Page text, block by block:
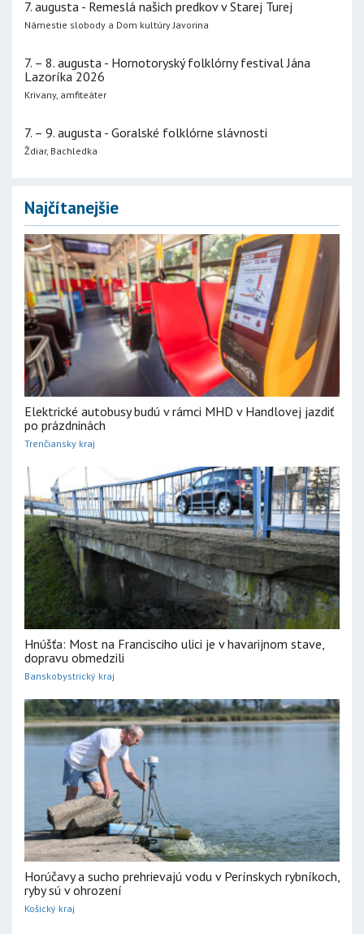
7. augusta - Remeslá našich predkov v Starej Turej
Námestie slobody a Dom kultúry Javorina
7. – 8. augusta - Hornotoryský folklórny festival Jána
Lazoríka 2026
Krivany, amfiteáter
7. – 9. augusta - Goralské folklórne slávnosti
Ždiar, Bachledka
Najčítanejšie
Elektrické autobusy budú v rámci MHD v Handlovej jazdiť
po prázdninách
Trenčiansky kraj
Hnúšťa: Most na Francisciho ulici je v havarijnom stave,
dopravu obmedzili
Banskobystrický kraj
Horúčavy a sucho prehrievajú vodu v Perínskych rybníkoch,
ryby sú v ohrození
Košický kraj